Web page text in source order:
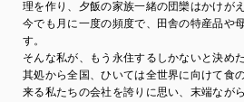
理を作り、夕飯の家族一緒の団欒はかけが
今でも月に一度の頻度で、田舎の特産品や
す。
そんな私が、もう永住するしかないと決め
其処から全国、ひいては全世界に向けて食
来る私たちの会社を誇りに思い、末端なが